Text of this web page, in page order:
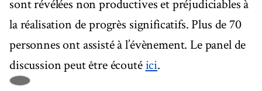
sont révélées non productives et préjudiciables à
la réalisation de progrès significatifs. Plus de 70
personnes ont assisté à l’évènement. Le panel de
discussion peut être écoutéici.